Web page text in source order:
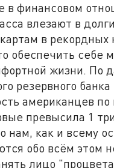
в финансовом
влезают в
в рекордных
обеспечить себе
жизни. По
резервного
американцев
превысила 1
нам, как и всему
обо всём этом
лицо